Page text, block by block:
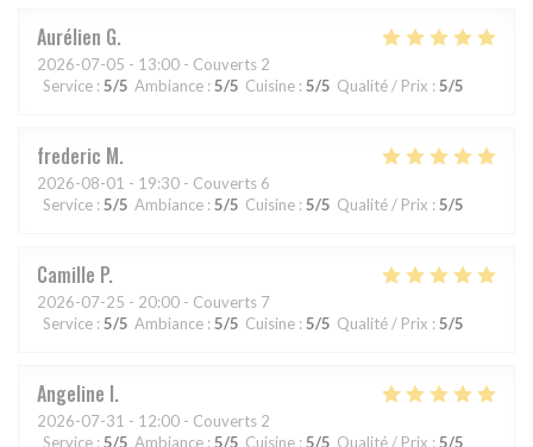
Aurélien G
2026-07-05 - 13:00 - Couverts 2
Service : 5/5 Ambiance : 5/5 Cuisine : 5/5 Qualité / Prix : 5/5
frederic M
2026-08-01 - 19:30 - Couverts 6
Service : 5/5 Ambiance : 5/5 Cuisine : 5/5 Qualité / Prix : 5/5
Camille P
2026-07-25 - 20:00 - Couverts 7
Service : 5/5 Ambiance : 5/5 Cuisine : 5/5 Qualité / Prix : 5/5
Angeline I
2026-07-31 - 12:00 - Couverts 2
Service : 5/5 Ambiance : 5/5 Cuisine : 5/5 Qualité / Prix : 5/5